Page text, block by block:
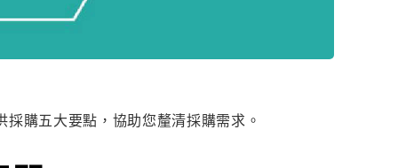
購五大要點，協助您釐清採購需求。